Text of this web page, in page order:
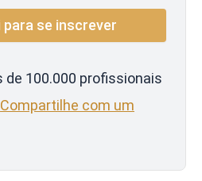
de 100.000 profissionais
Compartilhe com um